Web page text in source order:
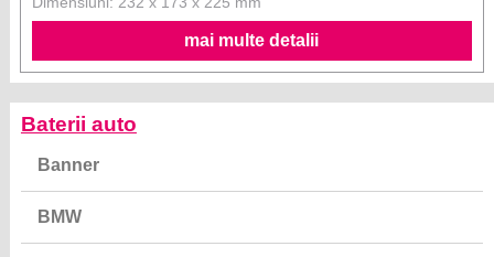
mai multe detalii
Baterii auto
Banner
BMW